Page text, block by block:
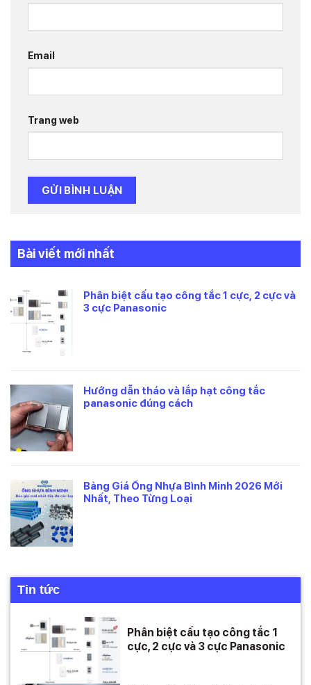
Email
Trang web
Bài viết mới nhất
Phân biệt cấu tạo công tắc 1 cực, 2 cực và
3 cực Panasonic
Hướng dẫn tháo và lắp hạt công tắc
panasonic đúng cách
Bảng Giá Ống Nhựa Bình Minh 2026 Mới
Nhất, Theo Từng Loại
Tin tức
Phân biệt cấu tạo công tắc 1
cực, 2 cực và 3 cực Panasonic